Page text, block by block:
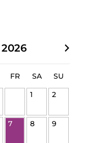
2026
FR SA
SU
1
2
7 8 9